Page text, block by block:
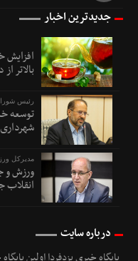
جدیدترین اخبار
افزایش
بالاتر از
رئیس
توسعه
شهرداری
مدیرکل
ورزش و
انقلاب
درباره سایت